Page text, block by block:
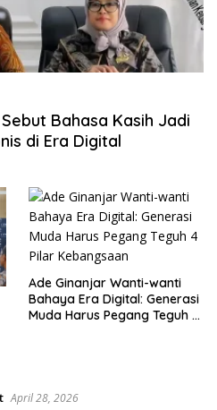
Bahasa Kasih Jadi
di Era Digital
Ade Ginanjar Wanti-wanti
Bahaya Era Digital: Generasi
Muda Harus Pegang Teguh 4
April 28, 2026